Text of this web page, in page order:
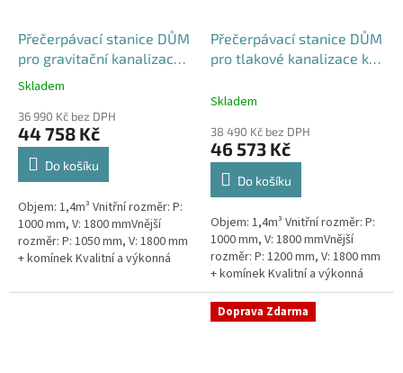
Přečerpávací stanice DŮM
pro gravitační kanalizace
samonosná - nádrž 1,4m3
Průměrné
produktu
je
5,0
hvězdiček.
Skladem
36 990 Kč bez DPH
44 758 Kč
Do košíku
Objem: 1,4m³ Vnitřní rozměr: P:
1000 mm, V: 1800 mmVnější
rozměr: P: 1050 mm, V: 1800 mm
+ komínek Kvalitní a výkonná
rodinným domům,
Přečerpávací stanice DŮM
pro tlakové kanalizace k
Skladem
38 490 Kč bez DPH
46 573 Kč
Do košíku
Objem: 1,4m³ Vnitřní rozměr: P:
1000 mm, V: 1800 mmVnější
rozměr: P: 1200 mm, V: 1800 mm
+ komínek Kvalitní a výkonná
přečerpávací stanice k
rodinným domům,
provozovnám,...
Doprava Zdarma